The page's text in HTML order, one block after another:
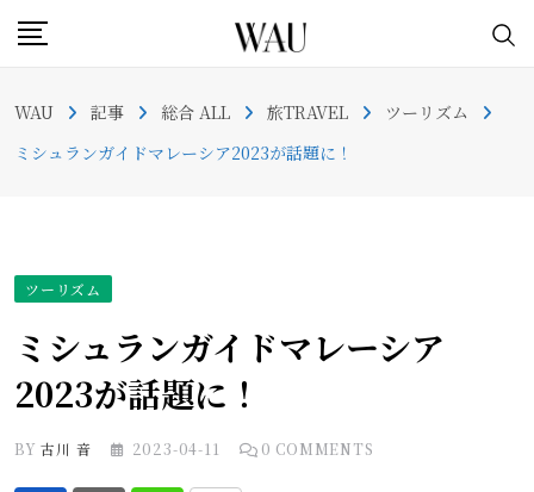
Skip
content
WAU 記事 総合 ALL 旅TRAVEL
ツーリズム
ミシュランガイドマレーシア2023が話題に！
ツーリズム
ミシュランガイドマレーシア
2023が話題に！
BY古川 音 2023-04-11 0 COMMENTS